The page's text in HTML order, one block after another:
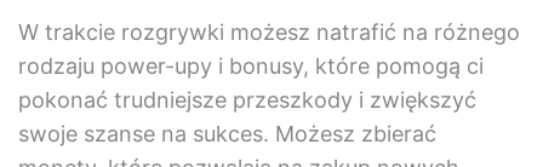
W trakcie rozgrywki możesz natrafić na różnego
rodzaju power-upy i bonusy, które pomogą ci
pokonać trudniejsze przeszkody i zwiększyć
swoje szanse na sukces. Możesz zbierać